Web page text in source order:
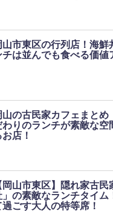
山市東区の行列店！海鮮
チは並んでも食べる価値
山の古民家カフェまと
わりのランチが素敵な空
お店！
岡山市東区】隠れ家古
」の素敵なランチタイム
過ごす大人の特等席！